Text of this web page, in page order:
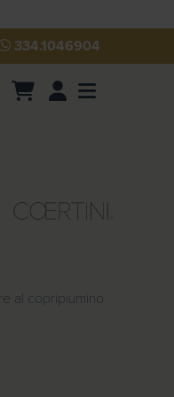
334.1046904
AccountMenu
al copripiumino